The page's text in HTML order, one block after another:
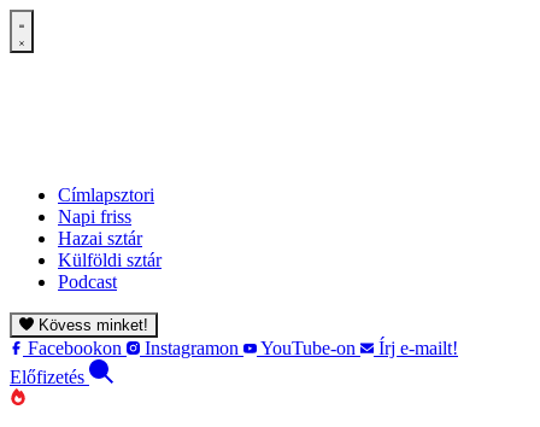
Címlapsztori
Napi friss
Hazai sztár
Külföldi sztár
Podcast
Kövess minket!
Facebookon Instagramon YouTube-on
Írj e-mailt!
Előfizetés